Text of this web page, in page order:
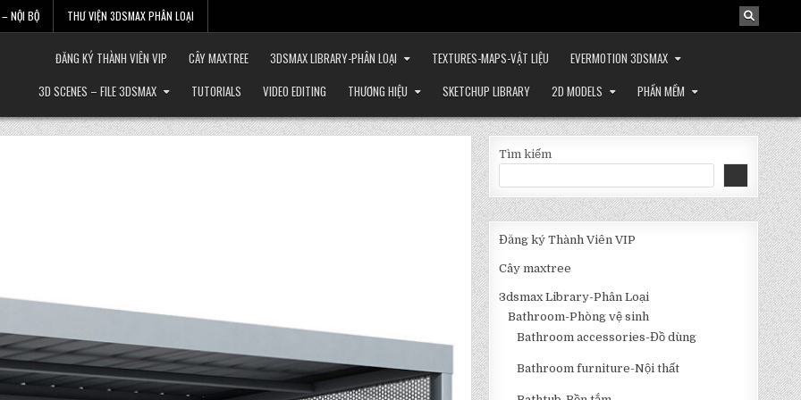
NỘI BỘ THƯ VIỆN 3DSMAX PHÂN LOẠI
ĐĂNG KÝ THÀNH VIÊN VIP CÂY MAXTREE 3DSMAX LIBRARY-PHÂN LOẠI TEXTURES-MAPS-VẬT LIỆU
EVERMOTION 3DSMAX
3D SCENES – FILE 3DSMAX
TUTORIALS VIDEO EDITING THƯƠNG HIỆU SKETCHUP LIBRARY 2D MODELS PHẦN MỀM
Tìm kiếm
Đăng ký Thành Viên VIP
Cây maxtree
3dsmax Library-Phân Loại
Bathroom-Phòng vệ sinh
Bathroom accessories-Đồ dùng
Bathroom furniture-Nội thất